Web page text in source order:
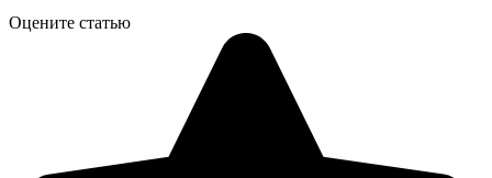
Оцените статью